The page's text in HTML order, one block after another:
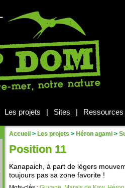
Les projets | Sites | Ressources
Accueil > Les projets > Héron agami >
Position 11
Kanapaich, à part de légers
toujours pas sa zone favorite !